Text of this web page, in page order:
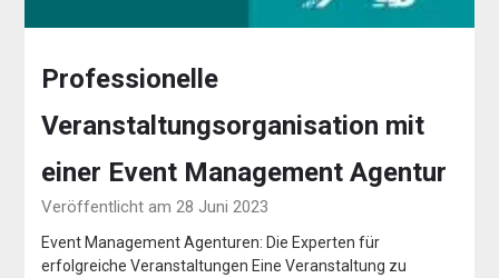
Professionelle
Veranstaltungsorganisation mit
einer Event Management Agentur
Veröffentlicht am 28 Juni 2023
Event Management Agenturen: Die Experten für
erfolgreiche Veranstaltungen Eine Veranstaltung zu